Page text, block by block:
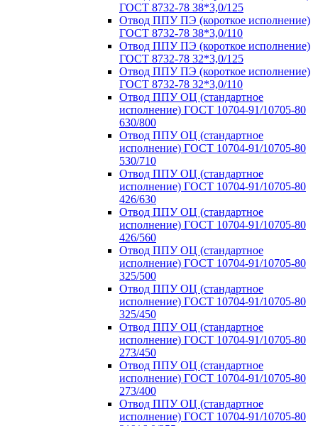
ГОСТ 8732-78 38*3,0/125
Отвод ППУ ПЭ (короткое исполнение)
ГОСТ 8732-78 38*3,0/110
Отвод ППУ ПЭ (короткое исполнение)
ГОСТ 8732-78 32*3,0/125
Отвод ППУ ПЭ (короткое исполнение)
ГОСТ 8732-78 32*3,0/110
Отвод ППУ ОЦ (стандартное
исполнение) ГОСТ 10704-91/10705-80
630/800
Отвод ППУ ОЦ (стандартное
исполнение) ГОСТ 10704-91/10705-80
530/710
Отвод ППУ ОЦ (стандартное
исполнение) ГОСТ 10704-91/10705-80
426/630
Отвод ППУ ОЦ (стандартное
исполнение) ГОСТ 10704-91/10705-80
426/560
Отвод ППУ ОЦ (стандартное
исполнение) ГОСТ 10704-91/10705-80
325/500
Отвод ППУ ОЦ (стандартное
исполнение) ГОСТ 10704-91/10705-80
325/450
Отвод ППУ ОЦ (стандартное
исполнение) ГОСТ 10704-91/10705-80
273/450
Отвод ППУ ОЦ (стандартное
исполнение) ГОСТ 10704-91/10705-80
273/400
Отвод ППУ ОЦ (стандартное
исполнение) ГОСТ 10704-91/10705-80